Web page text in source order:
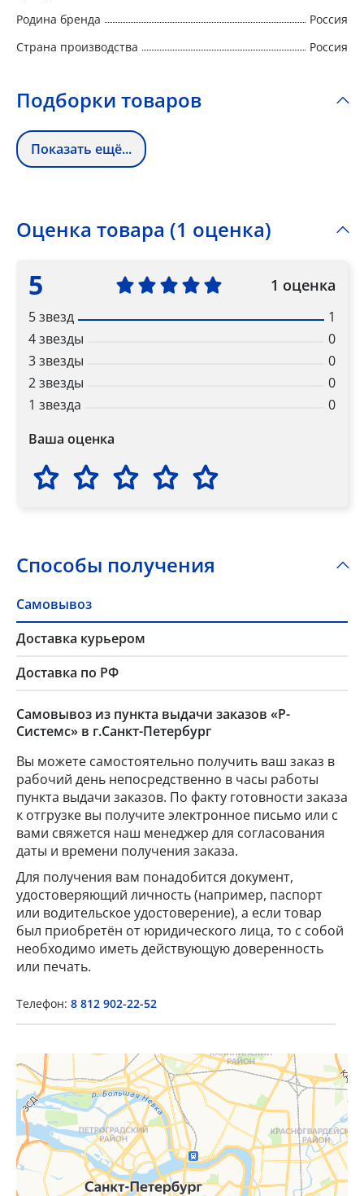
Родина бренда
Россия
Страна производства
Россия
Подборки товаров
Показать ещё...
Оценка товара (1 оценка)
5 1 оценка
5 звезд
1
4 звезды
0
3 звезды
0
2 звезды
0
1 звезда
0
Ваша оценка
Способы получения
Самовывоз
Доставка курьером
Доставка по РФ
Самовывоз из пункта выдачи заказов «Р-
Системс» в г.Санкт-Петербург
Вы можете самостоятельно получить ваш заказ в
рабочий день непосредственно в часы работы
пункта выдачи заказов. По факту готовности заказа
к отгрузке вы получите электронное письмо или с
вами свяжется наш менеджер для согласования
даты и времени получения заказа.
Для получения вам понадобится документ,
удостоверяющий личность (например, паспорт
или водительское удостоверение), а если товар
был приобретён от юридического лица, то с собой
необходимо иметь действующую доверенность
или печать.
Телефон: 8 812 902-22-52